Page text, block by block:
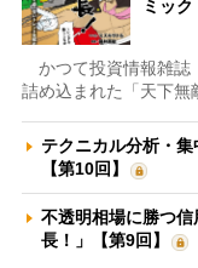
ミッ
かつて投資情報雑誌
詰め込まれた「天下無
テクニカル分析・
【第10回】
不透明相場に勝つ
長！」【第9回】